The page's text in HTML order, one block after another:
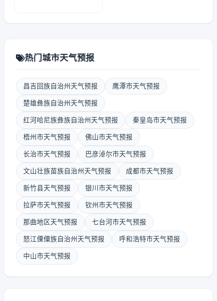
热门城市天气预报
昌吉回族自治州天气预报 鹰潭市天气预报
楚雄彝族自治州天气预报
红河哈尼族彝族自治州天气预报 秦皇岛市天气预报
梧州市天气预报 佛山市天气预报
长治市天气预报 巴彦淖尔市天气预报
文山壮族苗族自治州天气预报 成都市天气预报
新竹县天气预报 银川市天气预报
拉萨市天气预报 钦州市天气预报
那曲地区天气预报 七台河市天气预报
怒江傈僳族自治州天气预报 呼和浩特市天气预报
中山市天气预报